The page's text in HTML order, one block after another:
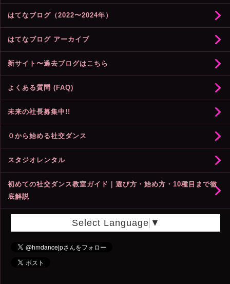
はてなブログ（2022〜2024年）
はてなブログ アーカイブ
新サイト〜過去ブログはこちら
よくある質問 (FAQ)
未来の社長募集中!!
０から始める社交ダンス
スタジオレンタル
初めての社交ダンス教室ガイド｜選び方・始め方・10種目まで徹
底解説
Select Language ▼